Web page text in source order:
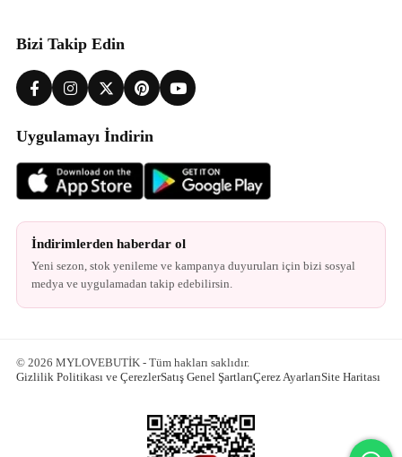
Bizi Takip Edin
Uygulamayı İndirin
İndirimlerden haberdar ol
Yeni sezon, stok yenileme ve kampanya duyuruları için bizi sosyal
medya ve uygulamadan takip edebilirsin.
© 2026 MYLOVEBUTİK - Tüm hakları saklıdır.
Gizlilik Politikası ve ÇerezlerSatış Genel ŞartlarıÇerez AyarlarıSite Haritası